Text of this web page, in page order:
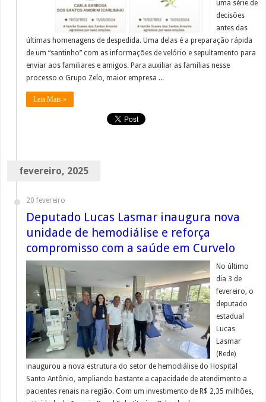
uma série de
decisões
antes das
últimas homenagens de despedida. Uma delas é a preparação rápida
de um “santinho” com as informações de velório e sepultamento para
enviar aos familiares e amigos. Para auxiliar as famílias nesse
processo o Grupo Zelo, maior empresa ...
Leia Mais »
fevereiro, 2025
20 fevereiro
Deputado Lucas Lasmar inaugura nova
unidade de hemodiálise e reforça
compromisso com a saúde em Curvelo
No último
dia 3 de
fevereiro, o
deputado
estadual
Lucas
Lasmar
(Rede)
inaugurou a nova estrutura do setor de hemodiálise do Hospital
Santo Antônio, ampliando bastante a capacidade de atendimento a
pacientes renais na região. Com um investimento de R$ 2,35 milhões,